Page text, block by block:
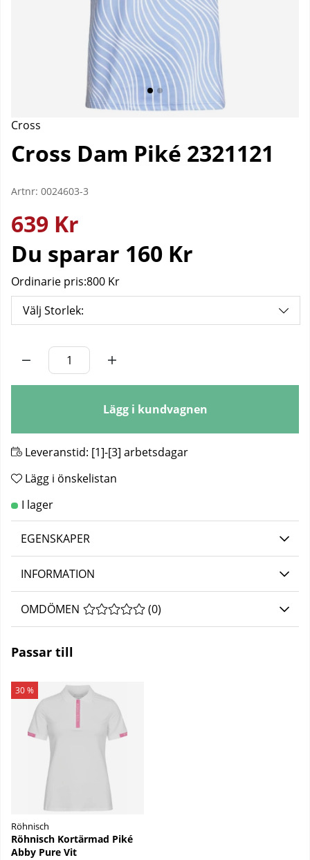
Cross
Cross Dam Piké 2321121
Artnr: 0024603-3
639 Kr
Du sparar 160 Kr
Ordinarie pris:800 Kr
Välj Storlek:
Lägg i kundvagnen
Leveranstid: [1]-[3] arbetsdagar
Lägg i önskelistan
EGENSKAPER
INFORMATION
OMDÖMEN MEDELBETYG 0 AV 5 ANTAL BETYG 0
(0)
Passar till
30 %
Röhnisch
Röhnisch Kortärmad Piké
Abby Pure Vit